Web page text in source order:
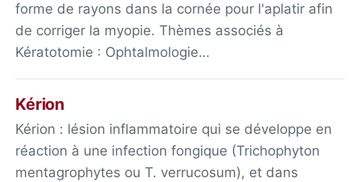
forme de rayons dans la cornée pour l'aplatir afin
de corriger la myopie. Thèmes associés à
Kératotomie : Ophtalmologie…
Kérion
Kérion : lésion inflammatoire qui se développe en
réaction à une infection fongique (Trichophyton
mentagrophytes ou T. verrucosum), et dans